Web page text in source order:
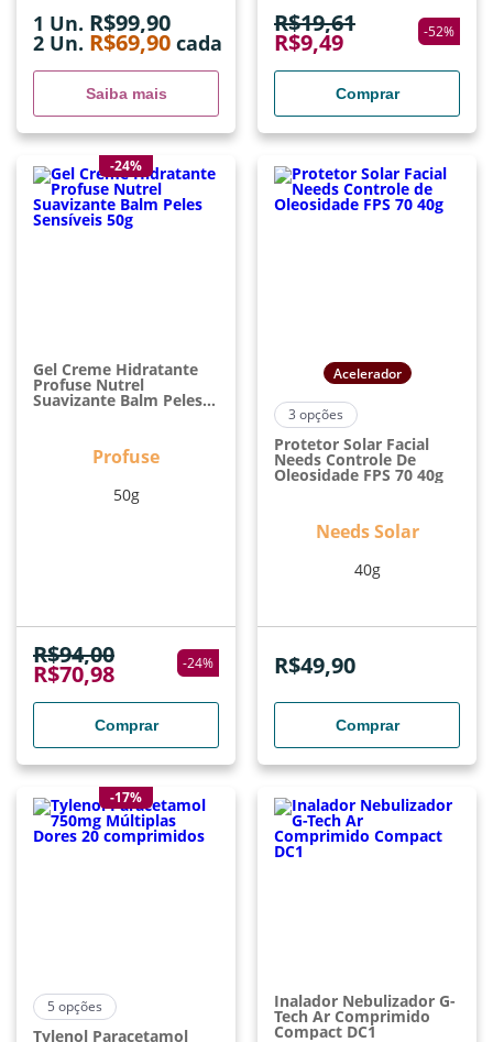
1 Un. R$99,90
2 Un. R$69,90 cada
Saiba mais
R$19,61
R$9,49 -52%
Comprar
-24%
Gel Creme Hidratante
Profuse Nutrel
Suavizante Balm Peles
Profuse
50g
R$94,00
R$70,98 -24%
Comprar
Acelerador
3 opções
Protetor Solar Facial
Needs Controle De
Oleosidade FPS 70 40g
Needs Solar
40g
R$49,90
Comprar
-17%
5 opções
Tylenol Paracetamol
Inalador Nebulizador G-
Tech Ar Comprimido
Compact DC1